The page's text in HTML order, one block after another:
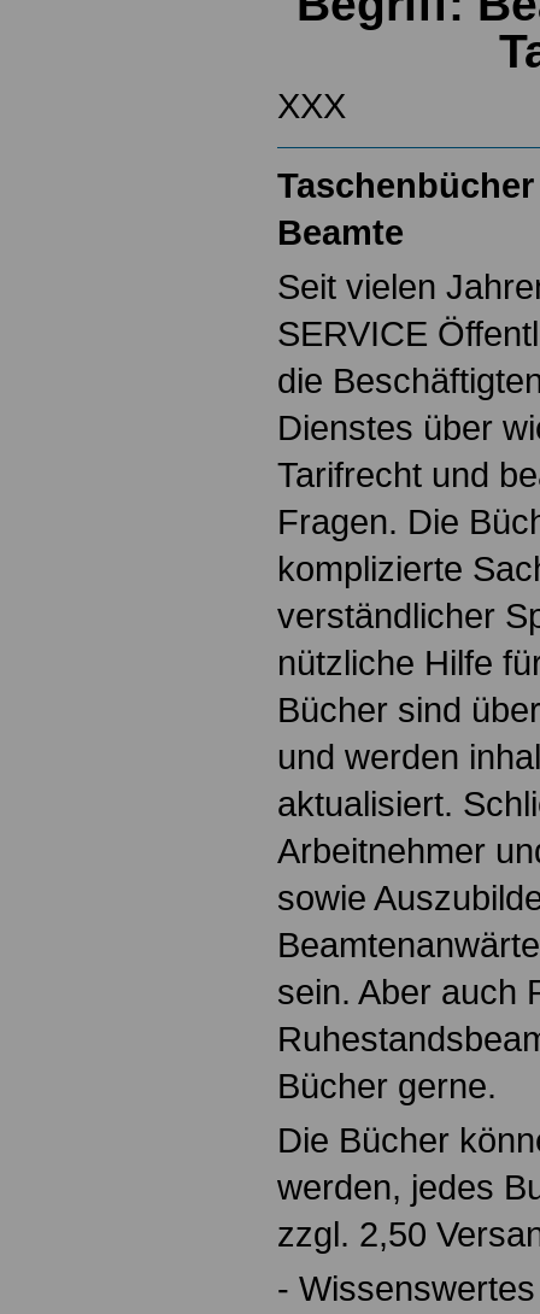
XXX
Beamte
Seit vielen
SERVICE
die
Dienstes über
Tarifrecht und
Fragen. Die
komplizierte
verständlicher
nützliche Hilfe
Bücher sind
und werden
aktualisiert.
Arbeitnehmer
sowie
sein. Aber auch
Bücher gerne.
Die Bücher
werden, jedes
zzgl. 2,50
-